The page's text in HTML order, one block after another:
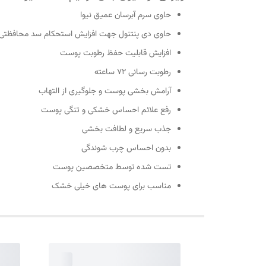
حاوی سرم آبرسان عمیق نیوا
حاوی دی پنتنول جهت افزایش استحکام سد
افزایش قابلیت حفظ رطوبت پوست
رطوبت رسانی 72 ساعته
آرامش بخشی پوست و جلوگیری از التهاب
رفع علائم احساس خشکی و تنگی پوست
جذب سریع و لطافت بخشی
بدون احساس چرب شوندگی
تست شده توسط متخصصین پوست
مناسب برای پوست های خیلی خشک